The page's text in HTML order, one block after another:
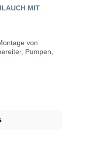
MIT
von
Pumpen,